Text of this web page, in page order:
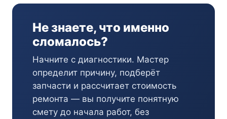
Не знаете, что именно
сломалось?
Начните с диагностики. Мастер
определит причину, подберёт
запчасти и рассчитает стоимость
ремонта — вы получите понятную
смету до начала работ, без